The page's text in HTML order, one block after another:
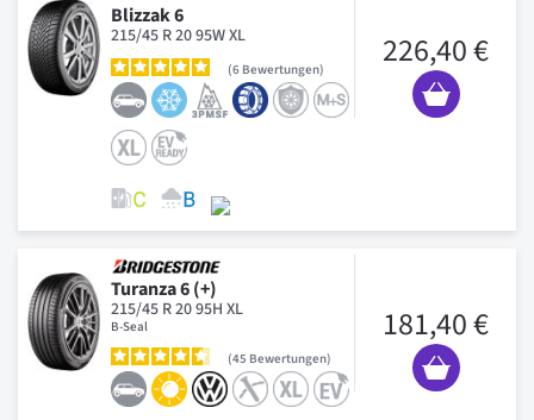
Blizzak 6
215/45 R 20 95W XL
6 Bewertungen 226,40 €
Turanza 6 (+)
215/45 R 20 95H XL
B-Seal
45 Bewertungen
181,40 €